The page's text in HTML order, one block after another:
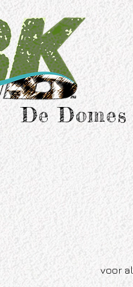
De Domes
voor